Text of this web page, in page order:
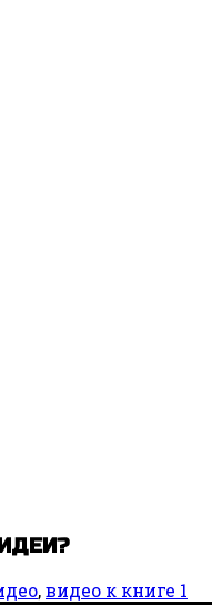
,видео к книге 1